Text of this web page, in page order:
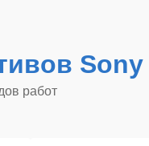
Sony
работ